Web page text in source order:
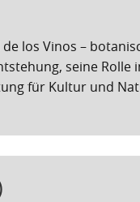
los Vinos –
seine Rolle
für Kultur und